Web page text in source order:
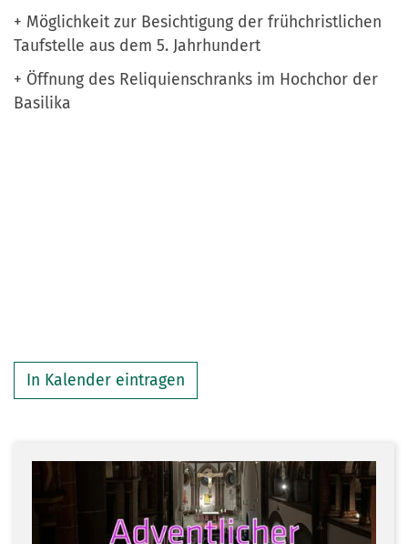
+ Möglichkeit zur Besichtigung der frühchristlichen
Taufstelle aus dem 5. Jahrhundert
+ Öffnung des Reliquienschranks im Hochchor der
Basilika
In Kalender eintragen